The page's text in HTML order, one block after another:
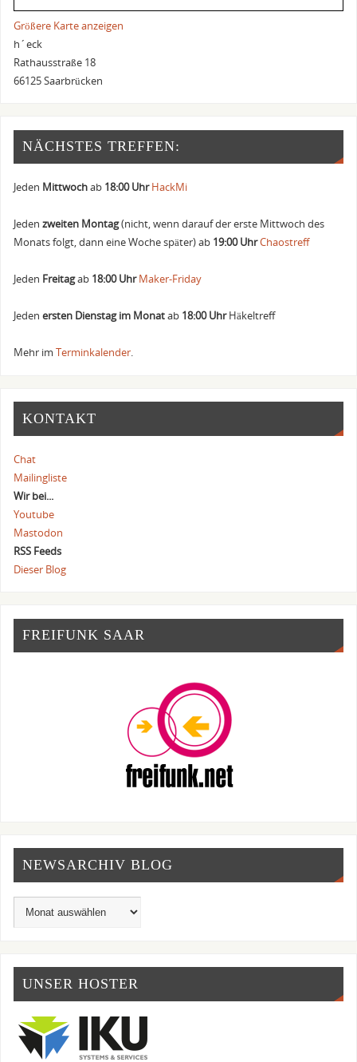
Größere Karte anzeigen
h´eck
Rathausstraße 18
66125 Saarbrücken
NÄCHSTES TREFFEN:
Jeden Mittwochab 18:00 Uhr HackMi
Jedenzweiten Montag(nicht, wenn darauf der erste Mittwoch des
Monats folgt, dann eine Woche später) ab 19:00 UhrChaostreff
Jeden Freitagab 18:00 Uhr Maker-Friday
Jedenersten Dienstag im Monatab 18:00 UhrHäkeltreff
Mehr imTerminkalender.
KONTAKT
Chat
Mailingliste
Wir bei...
Youtube
Mastodon
RSS Feeds
Dieser Blog
FREIFUNK SAAR
NEWSARCHIV BLOG
UNSER HOSTER